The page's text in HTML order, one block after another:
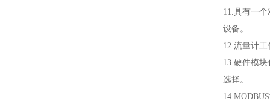
11.具有一
设备。
12.流量计
13.硬件模
选择。